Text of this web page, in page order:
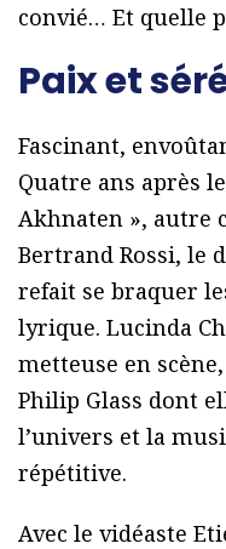
convié… Et quelle
Paix et
Fascinant,
Quatre ans après
Akhnaten », autre
Bertrand Rossi, le
refait se braquer
lyrique. Lucinda
metteuse en
Philip Glass dont
l’univers et la
répétitive.
Avec le vidéaste